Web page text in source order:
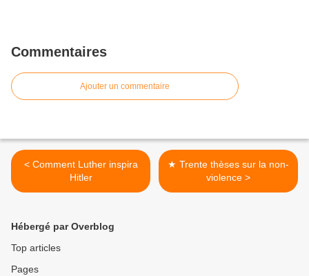
Commentaires
Ajouter un commentaire
< Comment Luther inspira
Hitler
★ Trente thèses sur la non-
violence >
Hébergé par Overblog
Top articles
Pages